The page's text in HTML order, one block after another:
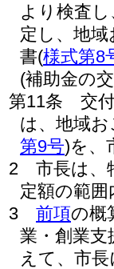
より検査
定し、地
書(様式第8
(補助金の
第11条
交
は、地域
第9号)を、
2
市長は、
定額の範
3
前項の概
業・創業支
えて、市